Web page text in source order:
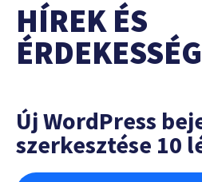
HÍREK ÉS
Új WordPress
szerkesztése 10